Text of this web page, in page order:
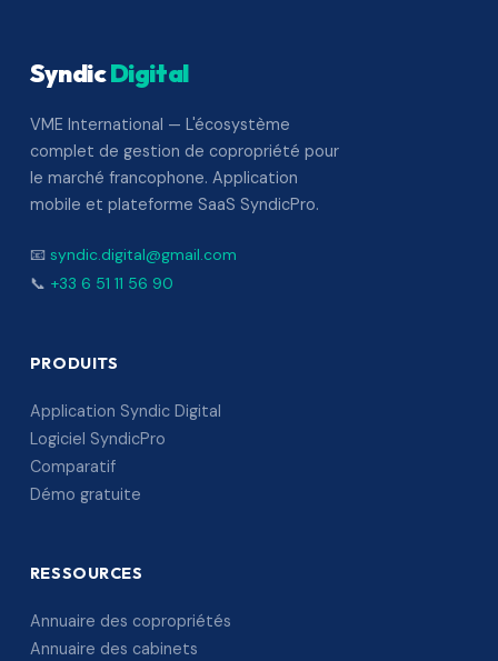
SyndicDigital
VME International — L'écosystème
complet de gestion de copropriété pour
le marché francophone. Application
mobile et plateforme SaaS SyndicPro.
📧 syndic.digital@gmail.com
📞 +33 6 51 11 56 90
PRODUITS
Application Syndic Digital
Logiciel SyndicPro
Comparatif
Démo gratuite
RESSOURCES
Annuaire des copropriétés
Annuaire des cabinets